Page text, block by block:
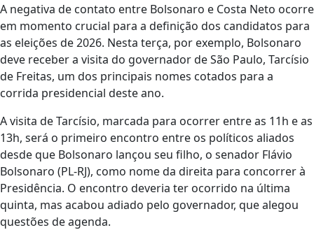
A negativa de contato entre Bolsonaro e Costa Neto ocorre
em momento crucial para a definição dos candidatos para
as eleições de 2026. Nesta terça, por exemplo, Bolsonaro
deve receber a visita do governador de São Paulo, Tarcísio
de Freitas, um dos principais nomes cotados para a
corrida presidencial deste ano.
A visita de Tarcísio, marcada para ocorrer entre as 11h e as
13h, será o primeiro encontro entre os políticos aliados
desde que Bolsonaro lançou seu filho, o senador Flávio
Bolsonaro (PL-RJ), como nome da direita para concorrer à
Presidência. O encontro deveria ter ocorrido na última
quinta, mas acabou adiado pelo governador, que alegou
questões de agenda.